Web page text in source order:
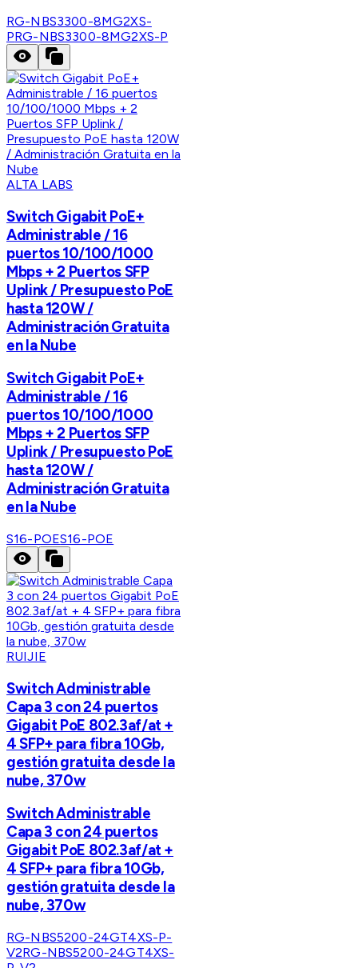
RG-NBS3300-8MG2XS-
PRG-NBS3300-8MG2XS-P
ALTA LABS
Switch Gigabit PoE+
Administrable / 16
puertos 10/100/1000
Mbps + 2 Puertos SFP
Uplink / Presupuesto PoE
hasta 120W /
Administración Gratuita
en la Nube
Switch Gigabit PoE+
Administrable / 16
puertos 10/100/1000
Mbps + 2 Puertos SFP
Uplink / Presupuesto PoE
hasta 120W /
Administración Gratuita
en la Nube
S16-POES16-POE
RUIJIE
Switch Administrable
Capa 3 con 24 puertos
Gigabit PoE 802.3af/at +
4 SFP+ para fibra 10Gb,
gestión gratuita desde la
nube, 370w
Switch Administrable
Capa 3 con 24 puertos
Gigabit PoE 802.3af/at +
4 SFP+ para fibra 10Gb,
gestión gratuita desde la
nube, 370w
RG-NBS5200-24GT4XS-P-
V2RG-NBS5200-24GT4XS-